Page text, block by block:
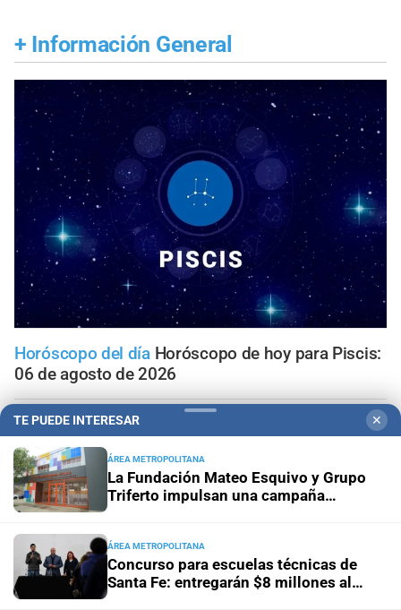
+ Información General
Horóscopo del día Horóscopo de hoy para Piscis:
06 de agosto de 2026
Horóscopo del díaHoróscopo de hoy para Acuario: 06
de agosto de 2026
Horóscopo del díaHoróscopo de hoy para Capricornio:
06 de agosto de 2026
Horóscopo del día Horóscopo de hoy para Sagitario: 06
de agosto de 2026
TE PUEDE INTERESAR ✕
ÁREA METROPOLITANA
La Fundación Mateo Esquivo y Grupo
Triferto impulsan una campaña
cáncer
ÁREA METROPOLITANA
Concurso para escuelas técnicas de
Santa Fe: entregarán $8 millones al